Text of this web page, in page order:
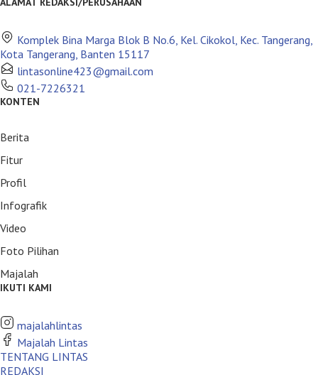
Komplek Bina Marga Blok B No.6, Kel. Cikokol, Kec. Tangerang,
Kota Tangerang, Banten 15117
lintasonline423@gmail.com
021-7226321
KONTEN
Berita
Fitur
Profil
Infografik
Video
Foto Pilihan
Majalah
IKUTI KAMI
majalahlintas
Majalah Lintas
TENTANG LINTAS
REDAKSI